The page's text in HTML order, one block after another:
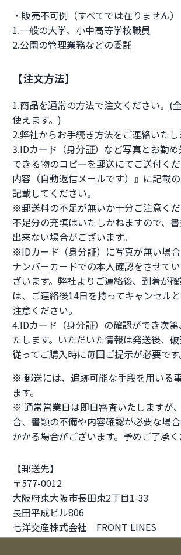
・販売不可例（すべてでは在りません）
1.一般の大学、小中高等学校職員
2.公園の管理業務などの委託
【注文方法】
1.商品を通常の方法で注文ください。(
使えます。)
2.弊社からお手続き方法をご連絡いたし
3.IDカード（身分証）など写真とお勤
できる物のコピーを郵送にてご送付く
内容（自動返信メールです）』に記載
記載してください。
※郵送料の不足が無いか十分ご注意く
不足分の充填はいたしかねますので、
出来ない場合がございます。
※IDカード（身分証）に写真が無い場
ナンバーカードでの本人確認をさせて
ざいます。弊社よりご連絡後、到着が
は、ご連絡後14日を持ってキャンセル
注意ください。
4.IDカード（身分証）の確認ができ次
たします。いただいた情報は発送後、破
従ってご購入時に毎回ご提示が必要です
※ 郵送には、追跡可能な手段を用いる
ます。
※ 通常営業日は即日審査いたしますが
合、書類の不備や内容確認が必要な場
かかる場合がございます。予めご了承く
【郵送先】
〒577-0012
大阪府東大阪市長田東2丁目1-33
長田平成ビル806
七洋交産株式会社 FRONT LINES